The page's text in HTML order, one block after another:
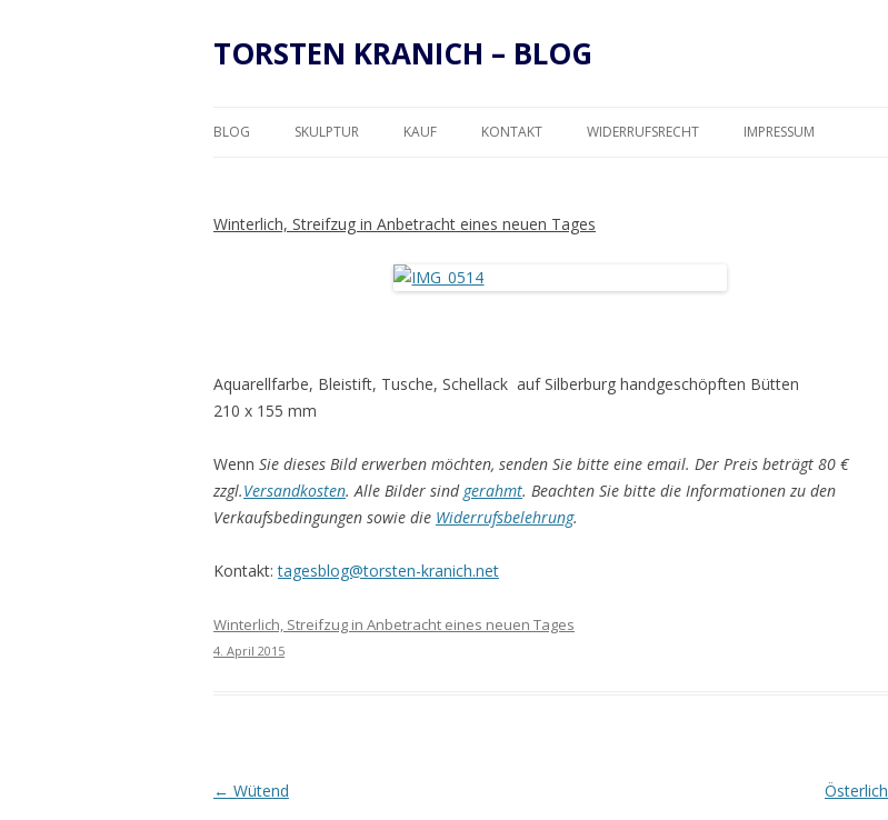
TORSTEN KRANICH – BLOG
Inhalt
BLOG SKULPTUR KAUF KONTAKT WIDERRUFSRECHT IMPRESSUM
Winterlich, Streifzug in Anbetracht eines neuen Tages
Aquarellfarbe, Bleistift, Tusche, Schellack auf Silberburg handgeschöpften Bütten
210 x 155 mm
Wenn Sie dieses Bild erwerben möchten, senden Sie bitte eine email. Der Preis beträgt 80 €
zzgl.Versandkosten. Alle Bilder sind gerahmt. Beachten Sie bitte die Informationen zu den
Verkaufsbedingungen sowie die Widerrufsbelehrung.
Kontakt:tagesblog@torsten-kranich.net
Winterlich, Streifzug in Anbetracht eines neuen Tages
4. April 2015
Beitrags-
← Wütend Österlich